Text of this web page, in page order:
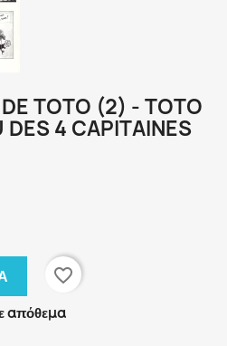
TOTO (2) - TOTO
DES 4 CAPITAINES
favorite_border
απόθεμα